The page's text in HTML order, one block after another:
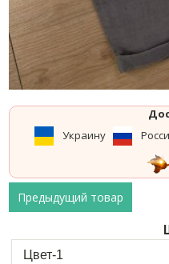
Украину
Предыдущий товар